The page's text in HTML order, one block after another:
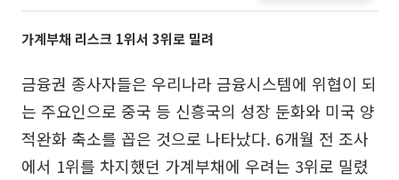
가계부채 리스크 1위서 3위로 밀려
금융권 종사자들은 우리나라 금융시스템에 위협이 되
는 주요인으로 중국 등 신흥국의 성장 둔화와 미국 양
적완화 축소를 꼽은 것으로 나타났다. 6개월 전 조사
에서 1위를 차지했던 가계부채에 우려는 3위로 밀렸